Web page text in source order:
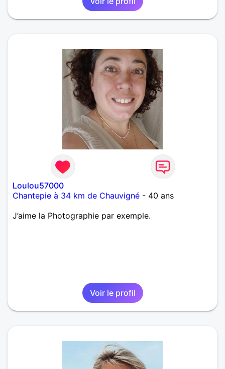
Loulou57000
Chantepie à 34 km de Chauvigné - 40 ans
J’aime la Photographie par exemple.
Voir le profil